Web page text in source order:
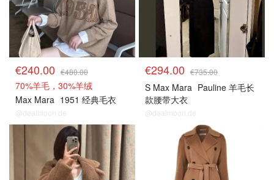
€240.00 €480.00
70%羊毛，30%羊绒
Max Mara 1951 经典毛衣
@dealmoon.de
€294.00 €735.00
S Max Mara Pauline 羊毛长
款腰带大衣
@dealmoon.de